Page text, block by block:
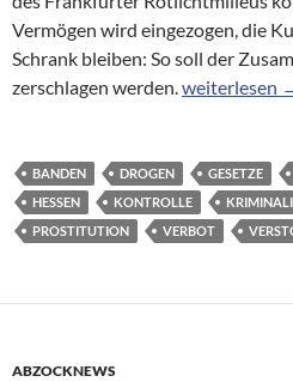
Vermögen wird eingezogen, die
Schrank bleiben: So soll der
zerschlagen werden.weiterlesen
BANDEN DROGEN GESETZE
HESSEN
KONTROLLE
PROSTITUTION
VERBOT
ABZOCKNEWS